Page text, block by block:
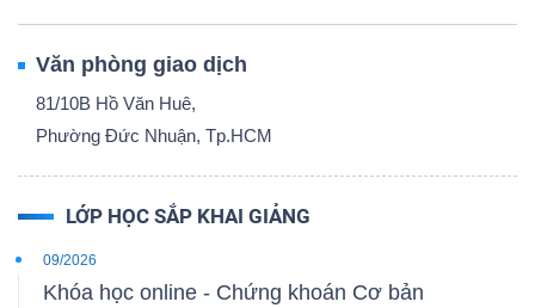
Văn phòng giao dịch
81/10B Hồ Văn Huê,
Phường Đức Nhuận, Tp.HCM
LỚP HỌC SẮP KHAI GIẢNG
09/2026
Khóa học online - Chứng khoán Cơ bản